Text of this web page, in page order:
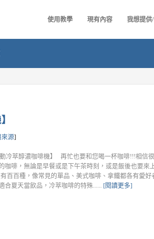
使用教學 現有內容 我想提供
來源]
冷萃醇濃咖啡機】 再忙也要和您喝一杯咖啡!!!相信
咖啡，無論是早餐或是下午茶時刻，或是飯後也要來
百百種，像常見的單品、美式咖啡、拿鐵都各有愛
合夏天當飲品，冷萃咖啡的特殊...... [閱讀更多]